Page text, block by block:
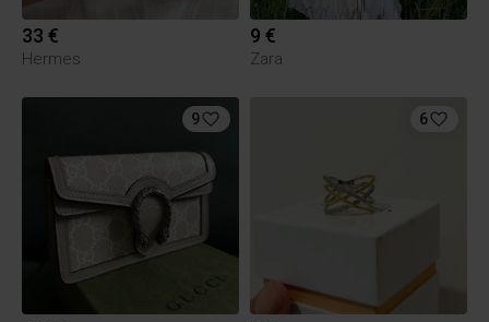
33 €
Hermes
9 €
Zara
9 6